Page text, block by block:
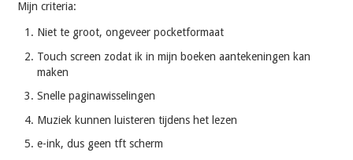
Mijn criteria:
Niet te groot, ongeveer pocketformaat
Touch screen zodat ik in mijn boeken aantekeningen kan
maken
Snelle paginawisselingen
Muziek kunnen luisteren tijdens het lezen
e-ink, dus geen tft scherm